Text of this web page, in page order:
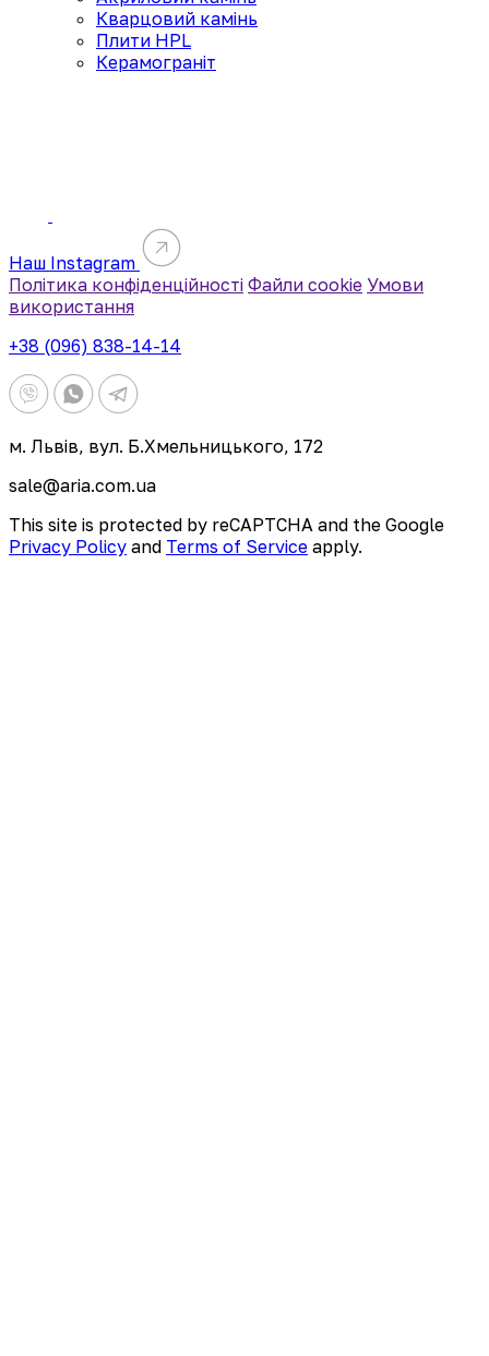
Кварцовий камінь
Плити HPL
Керамограніт
Наш Instagram
Політика конфіденційності Файли cookie Умови
використання
+38 (096) 838-14-14
м. Львів, вул. Б.Хмельницького, 172
sale@aria.com.ua
This site is protected by reCAPTCHA and the Google
Privacy Policy and Terms of Service apply.